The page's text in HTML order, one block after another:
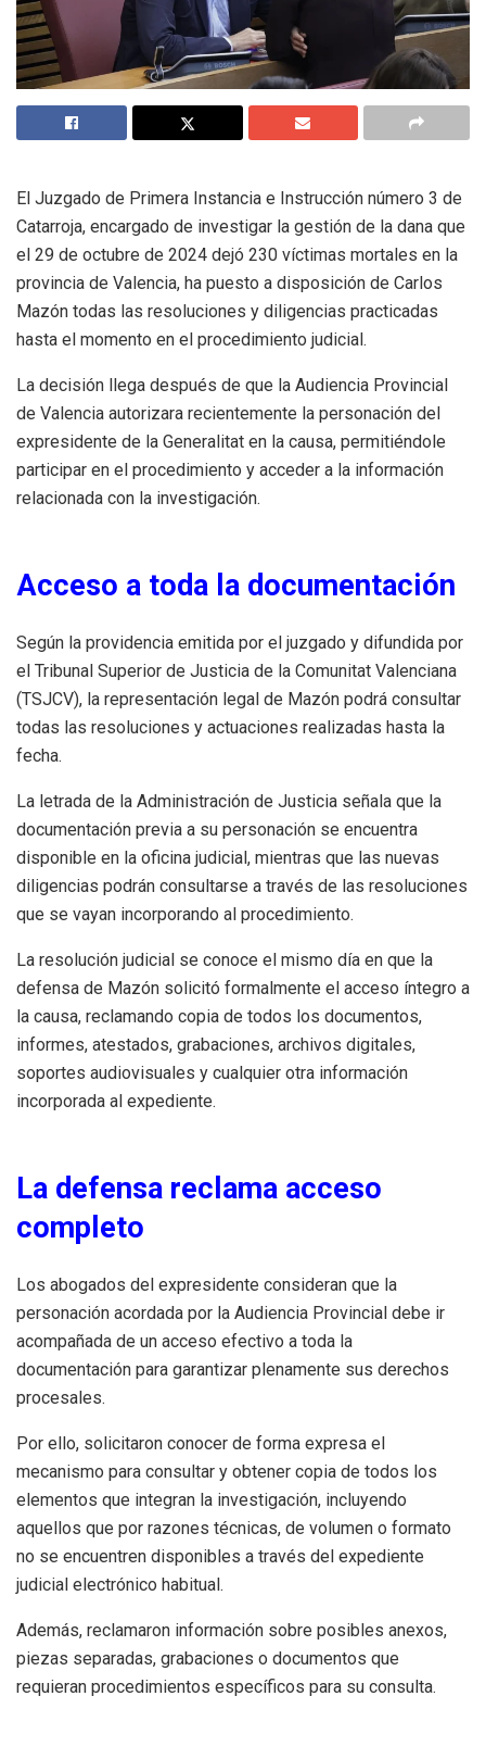
El Juzgado de Primera Instancia e Instrucción número 3 de
Catarroja, encargado de investigar la gestión de la dana que
el 29 de octubre de 2024 dejó 230 víctimas mortales en la
provincia de Valencia, ha puesto a disposición de Carlos
Mazón todas las resoluciones y diligencias practicadas
hasta el momento en el procedimiento judicial.
La decisión llega después de que la Audiencia Provincial
de Valencia autorizara recientemente la personación del
expresidente de la Generalitat en la causa, permitiéndole
participar en el procedimiento y acceder a la información
relacionada con la investigación.
Acceso a toda la documentación
Según la providencia emitida por el juzgado y difundida por
el Tribunal Superior de Justicia de la Comunitat Valenciana
(TSJCV), la representación legal de Mazón podrá consultar
todas las resoluciones y actuaciones realizadas hasta la
fecha.
La letrada de la Administración de Justicia señala que la
documentación previa a su personación se encuentra
disponible en la oficina judicial, mientras que las nuevas
diligencias podrán consultarse a través de las resoluciones
que se vayan incorporando al procedimiento.
La resolución judicial se conoce el mismo día en que la
defensa de Mazón solicitó formalmente el acceso íntegro a
la causa, reclamando copia de todos los documentos,
informes, atestados, grabaciones, archivos digitales,
soportes audiovisuales y cualquier otra información
incorporada al expediente.
La defensa reclama acceso
completo
Los abogados del expresidente consideran que la
personación acordada por la Audiencia Provincial debe ir
acompañada de un acceso efectivo a toda la
documentación para garantizar plenamente sus derechos
procesales.
Por ello, solicitaron conocer de forma expresa el
mecanismo para consultar y obtener copia de todos los
elementos que integran la investigación, incluyendo
aquellos que por razones técnicas, de volumen o formato
no se encuentren disponibles a través del expediente
judicial electrónico habitual.
Además, reclamaron información sobre posibles anexos,
piezas separadas, grabaciones o documentos que
requieran procedimientos específicos para su consulta.